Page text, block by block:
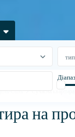
тип
Соль Сучасна
на